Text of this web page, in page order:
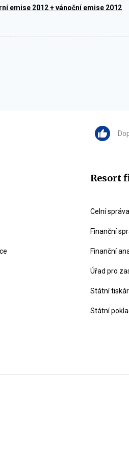
emise 2012 + vánoční emise 2012
Resort
Celní správa
Finanční
Finanční
Úřad pro
Státní
Státní